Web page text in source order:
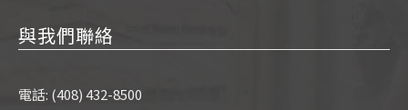
與我們聯絡
電話: (408) 432-8500